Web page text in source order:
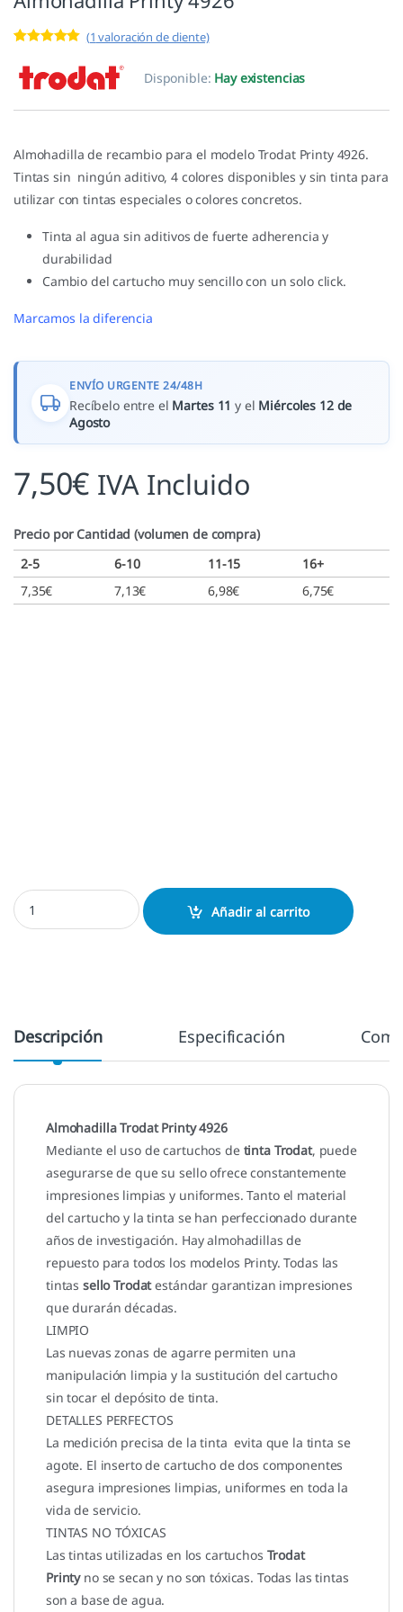
5.00
base a
valoración de
(1 valoración de cliente)
Disponible: Hay existencias
Almohadilla de recambio para el modelo Trodat Printy 4926.
Tintas sin ningún aditivo, 4 colores disponibles y sin tinta para
utilizar con tintas especiales o colores concretos.
Tinta al agua sin aditivos de fuerte adherencia y
durabilidad
Cambio del cartucho muy sencillo con un solo click.
Marcamos la diferencia
ENVÍO URGENTE 24/48H
Recíbelo entre el Martes 11 y el Miércoles 12 de
Agosto
7,50€ IVA Incluido
Precio por Cantidad (volumen de compra)
2-5
6-10 11-15
16+
7,35€ 7,13€ 6,98€ 6,75€
Almohadilla Printy 4926 cantidad
Añadir al carrito
Descripción Especificación
Almohadilla Trodat Printy 4926
Mediante el uso de cartuchos de tinta Trodat, puede
asegurarse de que su sello ofrece constantemente
impresiones limpias y uniformes. Tanto el material
del cartucho y la tinta se han perfeccionado durante
años de investigación. Hay almohadillas de
repuesto para todos los modelos Printy. Todas las
tintassello Trodatestándar garantizan impresiones
que durarán décadas.
LIMPIO
Las nuevas zonas de agarre permiten una
manipulación limpia y la sustitución del cartucho
sin tocar el depósito de tinta.
DETALLES PERFECTOS
La medición precisa de la tinta evita que la tinta se
agote. El inserto de cartucho de dos componentes
asegura impresiones limpias, uniformes en toda la
vida de servicio.
TINTAS NO TÓXICAS
Las tintas utilizadas en los cartuchos Trodat
Printyno se secan y no son tóxicas. Todas las tintas
son a base de agua.